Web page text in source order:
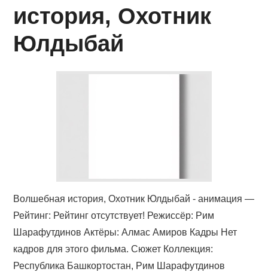
ФИЛЬМЫ
история, Охотник
Юлдыбай
Волшебная история, Охотник Юлдыбай - анимация —
Рейтинг: Рейтинг отсутствует! Режиссёр: Рим
Шарафутдинов Актёры: Алмас Амиров Кадры Нет
кадров для этого фильма. Сюжет Коллекция:
Республика Башкортостан, Рим Шарафутдинов